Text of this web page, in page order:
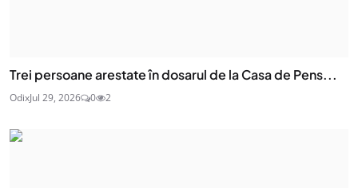
Trei persoane arestate în dosarul de la Casa de Pens...
OdixJul 29, 2026 0 2